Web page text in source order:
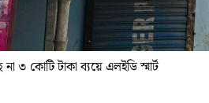
৩ কোটি টাকা ব্যয়ে এলইডি স্মার্ট